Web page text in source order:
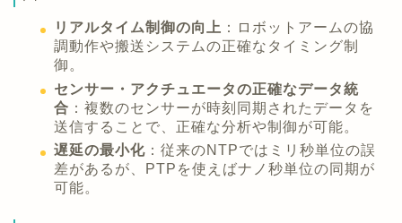
リアルタイム制御の向上 ：ロボットアームの協
調動作や搬送システムの正確なタイミング制
御。
センサー・アクチュエータの正確なデータ統
合 ：複数のセンサーが時刻同期されたデータを
送信することで、正確な分析や制御が可能。
遅延の最小化 ：従来のNTPではミリ秒単位の誤
差があるが、PTPを使えばナノ秒単位の同期が
可能。